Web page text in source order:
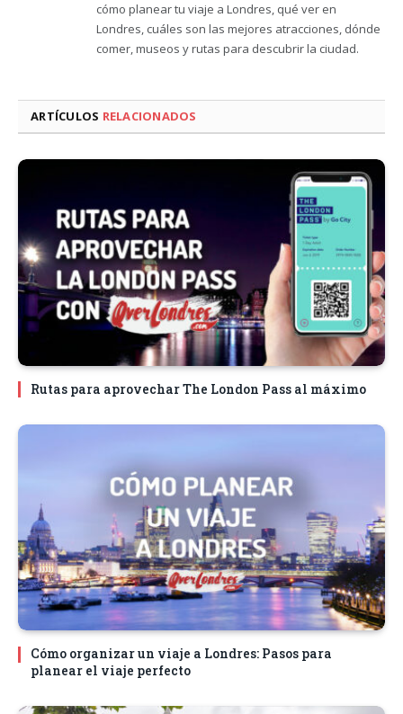
cómo planear tu viaje a Londres, qué ver en
Londres, cuáles son las mejores atracciones, dónde
comer, museos y rutas para descubrir la ciudad.
ARTÍCULOS RELACIONADOS
Rutas para aprovechar The London Pass al máximo
Cómo organizar un viaje a Londres: Pasos para
planear el viaje perfecto